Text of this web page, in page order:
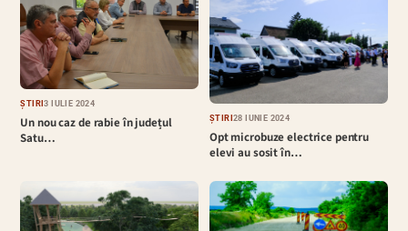
ȘTIRI3 IULIE 2024
Un nou caz de rabie în județul
Satu…
ȘTIRI28 IUNIE 2024
Opt microbuze electrice pentru
elevi au sosit în…